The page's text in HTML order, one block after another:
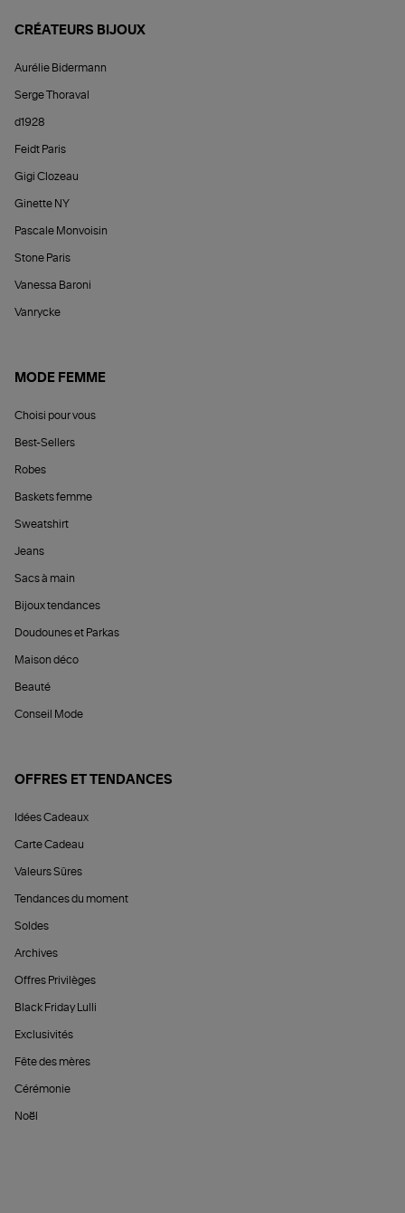
CRÉATEURS BIJOUX
Aurélie Bidermann
Serge Thoraval
d1928
Feidt Paris
Gigi Clozeau
Ginette NY
Pascale Monvoisin
Stone Paris
Vanessa Baroni
Vanrycke
MODE FEMME
Choisi pour vous
Best-Sellers
Robes
Baskets femme
Sweatshirt
Jeans
Sacs à main
Bijoux tendances
Doudounes et Parkas
Maison déco
Beauté
Conseil Mode
OFFRES ET TENDANCES
Idées Cadeaux
Carte Cadeau
Valeurs Sûres
Tendances du moment
Soldes
Archives
Offres Privilèges
Black Friday Lulli
Exclusivités
Fête des mères
Cérémonie
Noël